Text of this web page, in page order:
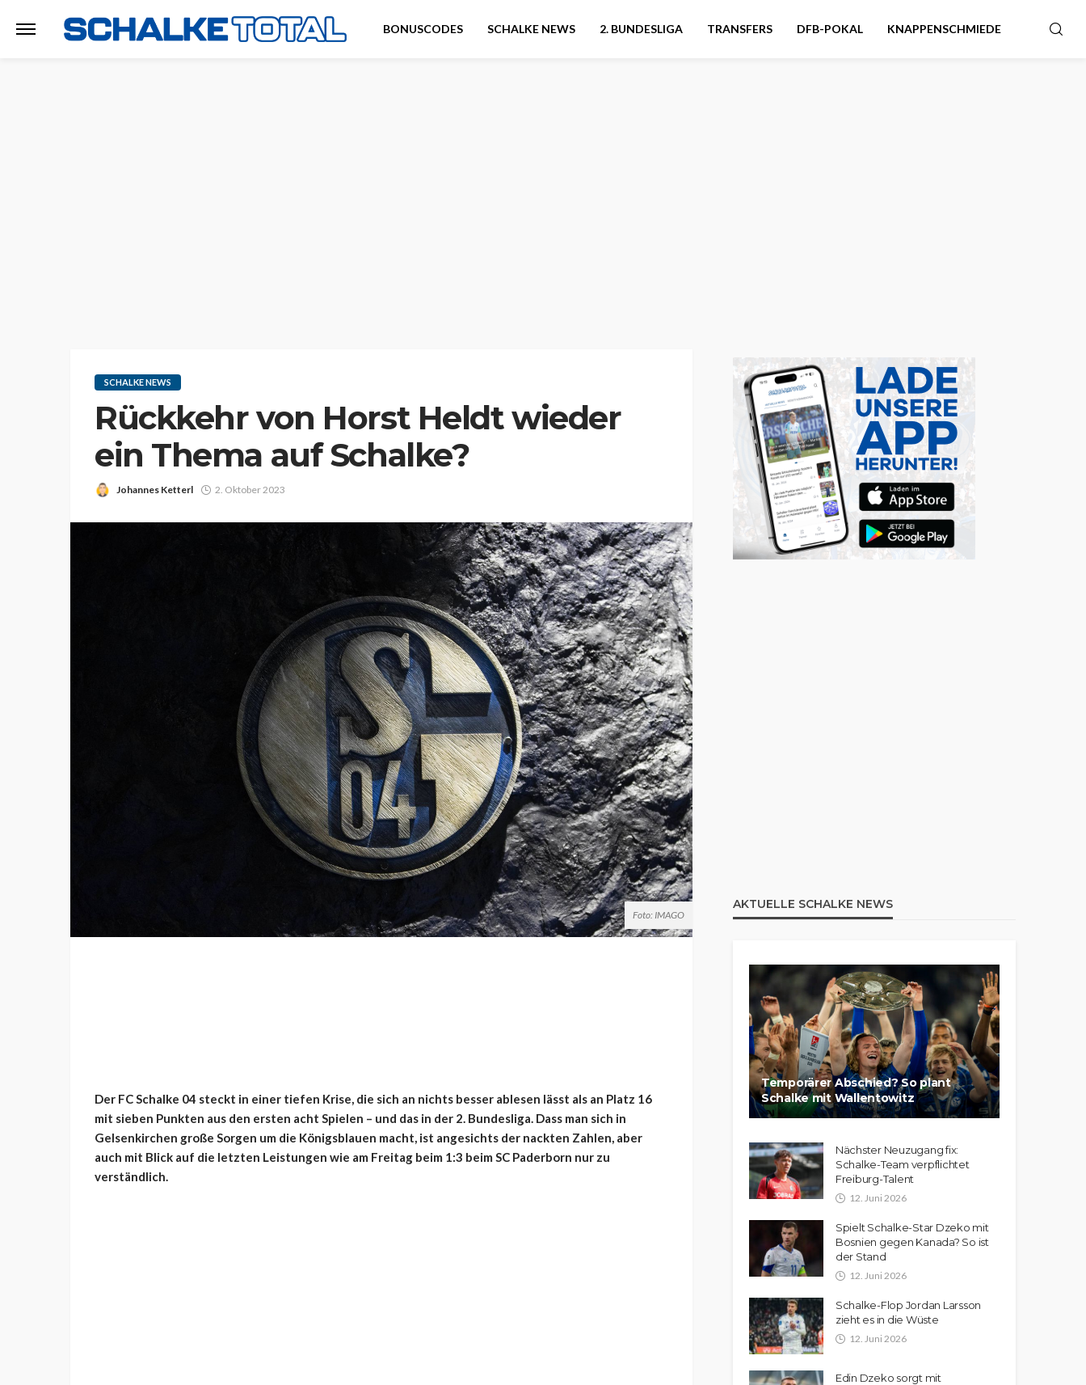
BONUSCODES SCHALKE NEWS 2. BUNDESLIGA TRANSFERS DFB-POKAL KNAPPENSCHMIEDE
SCHALKE NEWS
Rückkehr von Horst Heldt wieder
ein Thema auf Schalke?
Johannes Ketterl 2. Oktober 2023
Foto: IMAGO
Der FC Schalke 04 steckt in einer tiefen Krise, die sich an nichts besser ablesen lässt als an Platz 16
mit sieben Punkten aus den ersten acht Spielen – und das in der 2. Bundesliga. Dass man sich in
Gelsenkirchen große Sorgen um die Königsblauen macht, ist angesichts der nackten Zahlen, aber
auch mit Blick auf die letzten Leistungen wie am Freitag beim 1:3 beim SC Paderborn nur zu
verständlich.
AKTUELLE SCHALKE NEWS
Temporärer Abschied? So plant
Schalke mit Wallentowitz
Nächster Neuzugang fix:
Schalke-Team verpflichtet
Freiburg-Talent
12. Juni 2026
Spielt Schalke-Star Dzeko mit
Bosnien gegen Kanada? So ist
der Stand
12. Juni 2026
Schalke-Flop Jordan Larsson
zieht es in die Wüste
12. Juni 2026
Edin Dzeko sorgt mit